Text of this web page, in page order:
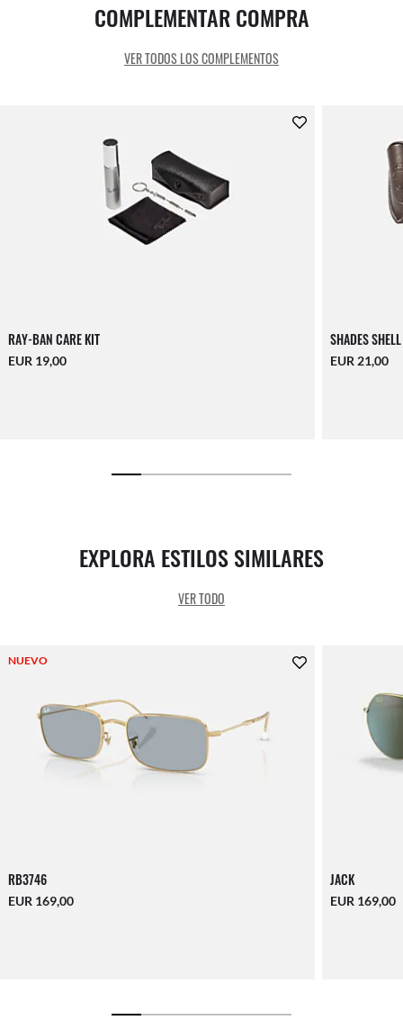
COMPLEMENTAR COMPRA
VER TODOS LOS COMPLEMENTOS
RAY-BAN CARE KIT
EUR 19,00
SHADES
EUR 21,00
EXPLORA ESTILOS SIMILARES
VER TODO
NUEVO
RB3746
EUR 169,00
JACK
EUR 169,00